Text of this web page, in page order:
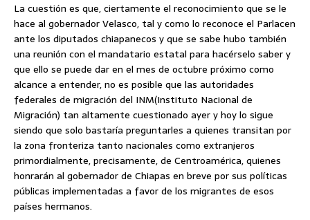
La cuestión es que, ciertamente el reconocimiento que se le
hace al gobernador Velasco, tal y como lo reconoce el Parlacen
ante los diputados chiapanecos y que se sabe hubo también
una reunión con el mandatario estatal para hacérselo saber y
que ello se puede dar en el mes de octubre próximo como
alcance a entender, no es posible que las autoridades
federales de migración del INM(Instituto Nacional de
Migración) tan altamente cuestionado ayer y hoy lo sigue
siendo que solo bastaría preguntarles a quienes transitan por
la zona fronteriza tanto nacionales como extranjeros
primordialmente, precisamente, de Centroamérica, quienes
honrarán al gobernador de Chiapas en breve por sus políticas
públicas implementadas a favor de los migrantes de esos
países hermanos.